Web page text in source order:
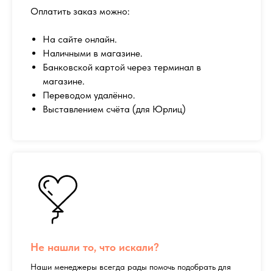
Оплатить заказ можно:
На сайте онлайн.
Наличными в магазине.
Банковской картой через терминал в
магазине.
Переводом удалённо.
Выставлением счёта (для Юрлиц)
Не нашли то, что искали?
Наши менеджеры всегда рады помочь подобрать для